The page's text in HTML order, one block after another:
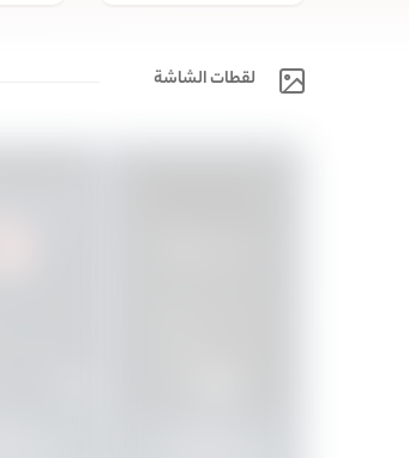
لقطات الشاشة